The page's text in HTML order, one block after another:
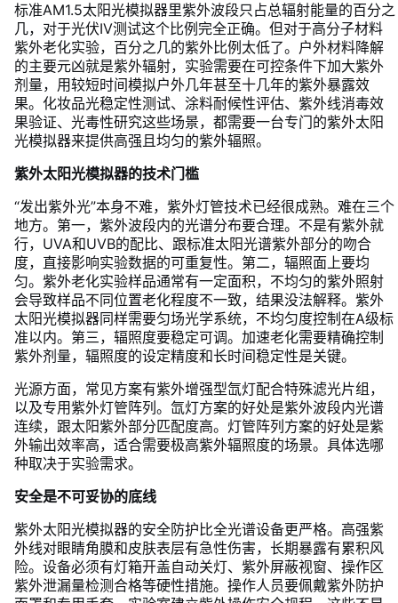
标准AM1.5太阳光模拟器里紫外波段只占总辐射能量的百分之
几，对于光伏IV测试这个比例完全正确。但对于高分子材料
紫外老化实验，百分之几的紫外比例太低了。户外材料降解
的主要元凶就是紫外辐射，实验需要在可控条件下加大紫外
剂量，用较短时间模拟户外几年甚至十几年的紫外暴露效
果。化妆品光稳定性测试、涂料耐候性评估、紫外线消毒效
果验证、光毒性研究这些场景，都需要一台专门的紫外太阳
光模拟器来提供高强且均匀的紫外辐照。
紫外太阳光模拟器的技术门槛
“发出紫外光”本身不难，紫外灯管技术已经很成熟。难在三个
地方。第一，紫外波段内的光谱分布要合理。不是有紫外就
行，UVA和UVB的配比、跟标准太阳光谱紫外部分的吻合
度，直接影响实验数据的可重复性。第二，辐照面上要均
匀。紫外老化实验样品通常有一定面积，不均匀的紫外照射
会导致样品不同位置老化程度不一致，结果没法解释。紫外
太阳光模拟器同样需要匀场光学系统，不均匀度控制在A级标
准以内。第三，辐照度要稳定可调。加速老化需要精确控制
紫外剂量，辐照度的设定精度和长时间稳定性是关键。
光源方面，常见方案有紫外增强型氙灯配合特殊滤光片组，
以及专用紫外灯管阵列。氙灯方案的好处是紫外波段内光谱
连续，跟太阳紫外部分匹配度高。灯管阵列方案的好处是紫
外输出效率高，适合需要极高紫外辐照度的场景。具体选哪
种取决于实验需求。
安全是不可妥协的底线
紫外太阳光模拟器的安全防护比全光谱设备更严格。高强紫
外线对眼睛角膜和皮肤表层有急性伤害，长期暴露有累积风
险。设备必须有灯箱开盖自动关灯、紫外屏蔽视窗、操作区
紫外泄漏量检测合格等硬性措施。操作人员要佩戴紫外防护